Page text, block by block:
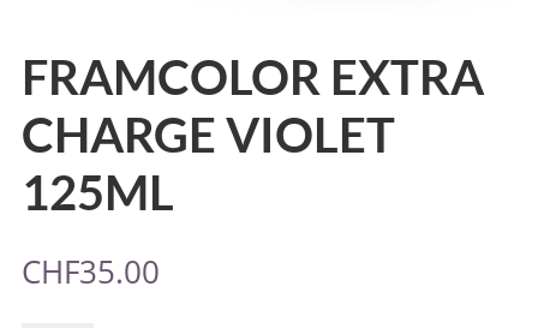
FRAMCOLOR EXTRA
CHARGE VIOLET
125ML
CHF35.00